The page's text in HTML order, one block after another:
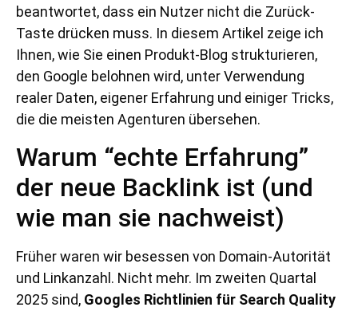
beantwortet, dass ein Nutzer nicht die Zurück-
Taste drücken muss. In diesem Artikel zeige ich
Ihnen, wie Sie einen Produkt-Blog strukturieren,
den Google belohnen wird, unter Verwendung
realer Daten, eigener Erfahrung und einiger Tricks,
die die meisten Agenturen übersehen.
Warum “echte Erfahrung”
der neue Backlink ist (und
wie man sie nachweist)
Früher waren wir besessen von Domain-Autorität
und Linkanzahl. Nicht mehr. Im zweiten Quartal
2025 sind, Googles Richtlinien für Search Quality